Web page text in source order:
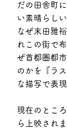
だの田舎町
い素晴らし
なぜ末田雅
れこの街で
ぜ首都圏都
のかを『ラ
な描写で表
現在のとこ
ら上映されま